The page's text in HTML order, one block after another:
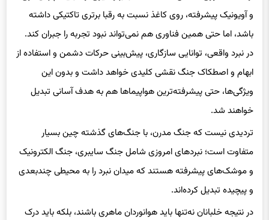
و آویونیک پیشرفته، روی کاغذ نسبت به رقبا برتری تاکتیکی داشته
باشد، اما حتی همین فناوری هم نمی‌تواند نبود تجربه را جبران کند.
در نبرد واقعی، توانایی سازگاری، پیش‌بینی حرکات دشمن و استفاده از
ابهام و اصطکاک جنگ نقشی کلیدی خواهد داشت و بدون این
ویژگی‌ها، حتی پیشرفته‌ترین هواپیماها هم به هدف آسانی تبدیل
خواهند شد.
تردیدی نیست که جنگ مدرن، با جنگ‌های گذشته چین بسیار
متفاوت است؛ نبردهای امروزی شامل جنگ سایبری، جنگ الکترونیک
و موشک‌های پیشرفته هستند که میدان نبرد را به محیطی چندبعدی
و پیچیده تبدیل کرده‌اند.
در نتیجه خلبانان نه‌تنها باید هوانوردان ماهری باشند، بلکه باید درک